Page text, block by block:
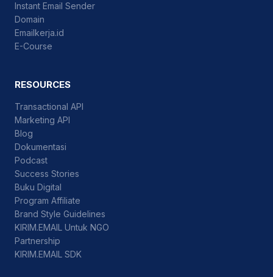
Instant Email Sender
Domain
Emailkerja.id
E-Course
RESOURCES
Transactional API
Marketing API
Blog
Dokumentasi
Podcast
Success Stories
Buku Digital
Program Affiliate
Brand Style Guidelines
KIRIM.EMAIL Untuk NGO
Partnership
KIRIM.EMAIL SDK